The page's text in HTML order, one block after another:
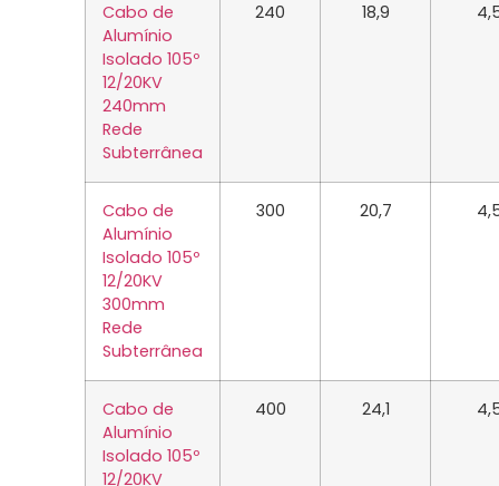
Cabo de
Alumínio
Isolado 105º
12/20KV
240mm
Rede
Subterrânea
240 18,9
Cabo de
Alumínio
Isolado 105º
12/20KV
300mm
Rede
Subterrânea
300 20,7
Cabo de
Alumínio
Isolado 105º
12/20KV
400 24,1